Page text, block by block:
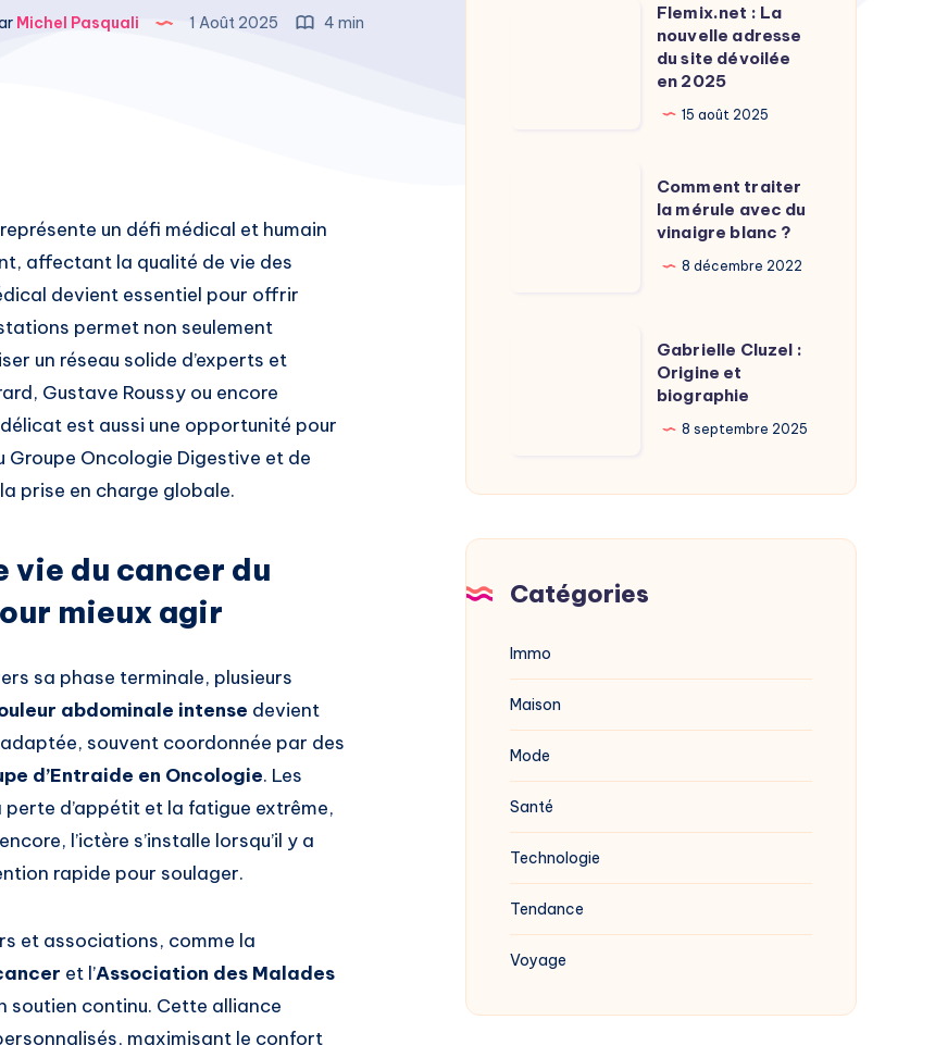
Michel Pasquali 1 Août 2025 4 min
un défi médical et humain
affectant la qualité de vie des
devient essentiel pour offrir
permet non seulement
un réseau solide d’experts et
Gustave Roussy ou encore
est aussi une opportunité pour
Oncologie Digestive et de
prise en charge globale.
vie du cancer du
mieux agir
sa phase terminale, plusieurs
abdominale intense devient
souvent coordonnée par des
d’Entraide en Oncologie. Les
d’appétit et la fatigue extrême,
l’ictère s’installe lorsqu’il y a
rapide pour soulager.
et associations, comme la
et l’Association des Malades
soutien continu. Cette alliance
maximisant le confort
Flemix.net : La
nouvelle adresse
du site dévoilée
en 2025
15 août 2025
Comment traiter
la mérule avec du
vinaigre blanc ?
8 décembre 2022
biographie
Gabrielle Cluzel :
Origine et
biographie
8 septembre 2025
Catégories
Immo
Maison
Mode
Santé
Technologie
Tendance
Voyage